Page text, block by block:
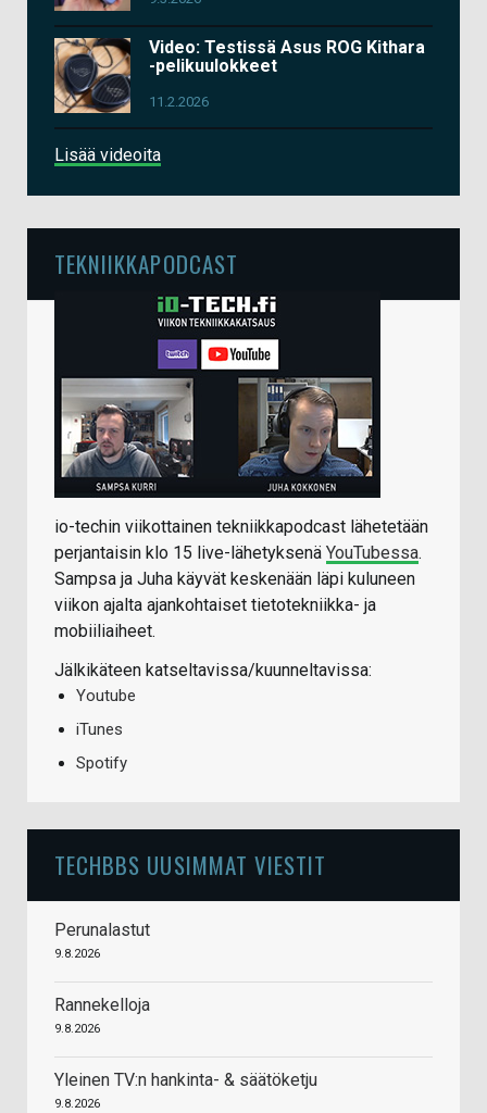
Video: Testissä Asus ROG Kithara
-pelikuulokkeet
11.2.2026
Lisää videoita
TEKNIIKKAPODCAST
io-techin viikottainen tekniikkapodcast lähetetään
perjantaisin klo 15 live-lähetyksenä YouTubessa.
Sampsa ja Juha käyvät keskenään läpi kuluneen
viikon ajalta ajankohtaiset tietotekniikka- ja
mobiiliaiheet.
Jälkikäteen katseltavissa/kuunneltavissa:
Youtube
iTunes
Spotify
TECHBBS UUSIMMAT VIESTIT
Perunalastut
9.8.2026
Rannekelloja
9.8.2026
Yleinen TV:n hankinta- & säätöketju
9.8.2026